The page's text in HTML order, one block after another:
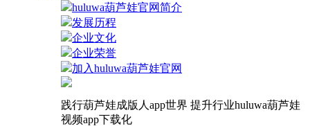
huluwa葫芦娃官网简介
发展历程
企业文化
企业荣誉
加入huluwa葫芦娃官网
践行葫芦娃成版人app世界 提升行业huluwa葫芦娃
视频app下载化